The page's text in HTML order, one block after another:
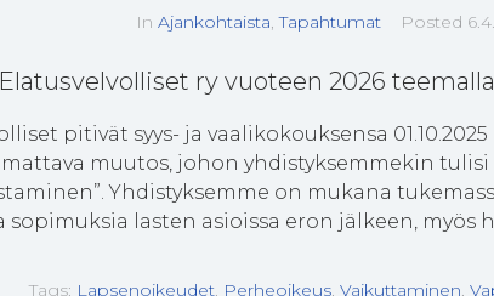
In Ajankohtaista,Tapahtumat Posted
ry vuoteen 2026 teemalla
pitivät syys- ja vaalikokouksensa
muutos, johon yhdistyksemmekin tulisi
Yhdistyksemme on mukana
lasten asioissa eron jälkeen, myös
Tags: Lapsenoikeudet, Perheoikeus, Vaikuttaminen,